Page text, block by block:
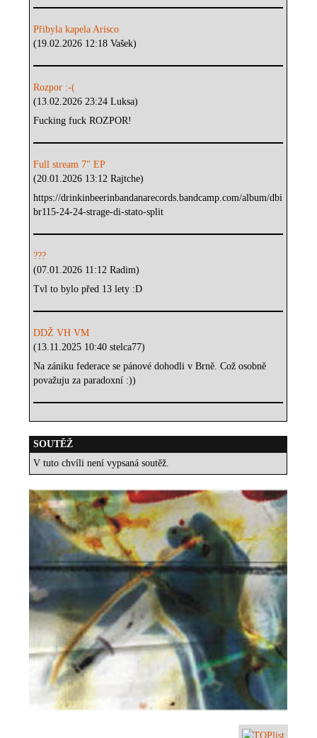
Přibyla kapela Arisco
(19.02.2026 12:18 Vašek)
Rozpor :-(
(13.02.2026 23:24 Luksa)
Fucking fuck ROZPOR!
Full stream 7" EP
(20.01.2026 13:12 Rajtche)
https://drinkinbeerinbandanarecords.bandcamp.com/album/dbi
br115-24-24-strage-di-stato-split
???
(07.01.2026 11:12 Radim)
Tvl to bylo před 13 lety :D
DDŽ VH VM
(13.11.2025 10:40 stelca77)
Na zániku federace se pánové dohodli v Brně. Což osobně
považuju za paradoxní :))
SOUTĚŽ
V tuto chvíli není vypsaná soutěž.